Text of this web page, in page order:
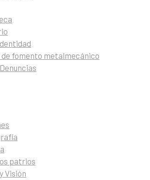
de fomento metalmecánico
patrios
Visión